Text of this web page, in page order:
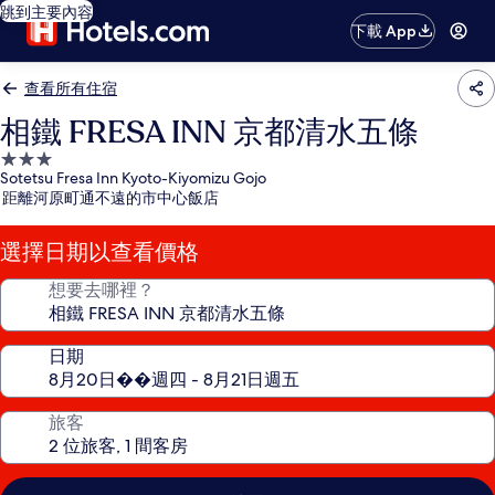
跳到主要內容
下載 App
查看所有住宿
相鐵 FRESA INN 京都清水五條
3.0
星
級
住
宿
Sotetsu Fresa Inn Kyoto-Kiyomizu Gojo
距離河原町通不遠的市中心飯店
選擇日期以查看價格
想要去哪裡？
日期
旅客